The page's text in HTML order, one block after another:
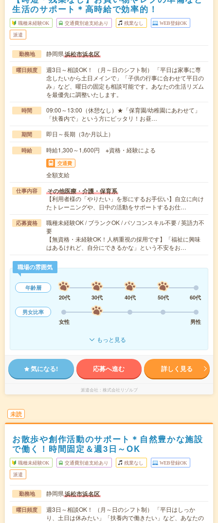
生活のサポート＊高時給で効率的！
職種未経験OK 交通費別途支給あり 残業なし WEB登録OK
派遣
勤務地 静岡県浜松市浜名区
曜日頻度
週3日～相談OK！ （月～日のシフト制） 「平日は家事に専
念したいから土日メインで」「子供の行事に合わせて平日の
み」など、曜日の固定も相談可能です。あなたの生活リズム
を最優先に調整いたします。
時間
09:00～13:00（休憩なし）★「保育園/幼稚園にあわせて」
「扶養内で」という方にピッタリ！お昼…
期間 即日～長期（3か月以上）
時給 時給1,300～1,600円 ※資格・経験による
交通費
全額支給
仕事内容 その他医療・介護・保育系
【利用者様の「やりたい」を形にするお手伝い】自立に向け
たトレーニングや、日中の活動をサポートするお仕…
応募資格
職種未経験OK / ブランクOK / パソコンスキル不要 / 英語力不
要
【無資格・未経験OK！人柄重視の採用です】「福祉に興味
はあるけれど、自分にできるかな」という不安をお…
職場の雰囲気
年齢層
20代
30代 40代 50代
60代
男女比率
女性
男性
もっと見る
気になる! 応募へ進む 詳しく見る
派遣会社 株式会社リゾルブ
未読
お散歩や創作活動のサポート＊自然豊かな施設
で働く！時間固定＆週3日～OK
職種未経験OK 交通費別途支給あり 残業なし WEB登録OK
派遣
勤務地 静岡県浜松市浜名区
曜日頻度
週3日～相談OK！ （月～日のシフト制） 「平日はしっか
り、土日は休みたい」「扶養内で働きたい」など、あなたの